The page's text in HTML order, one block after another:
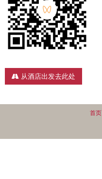
从酒店出发去此处
首页